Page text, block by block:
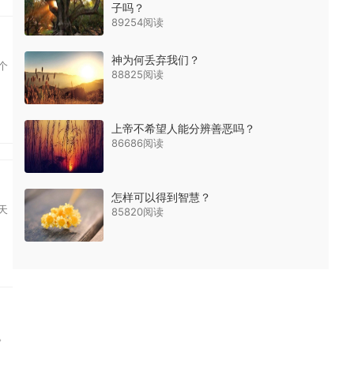
子吗？
89254阅读
神为何丢弃我们？
88825阅读
上帝不希望人能分辨善恶吗？
86686阅读
怎样可以得到智慧？
85820阅读